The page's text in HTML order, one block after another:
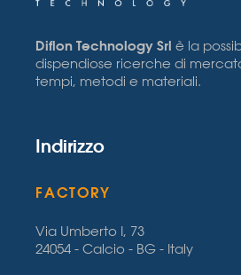
Diflon Technology Srl è la
dispendiose ricerche di
tempi, metodi e materiali.
Indirizzo
FACTORY
Via Umberto I, 73
24054 - Calcio - BG - Italy